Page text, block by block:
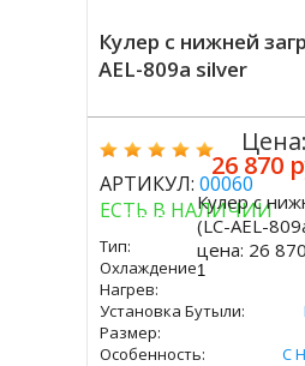
Кулер с нижней
AEL-809a silver
АРТИКУЛ: 00060
ЕСТЬ В НАЛИЧИИ
Тип:
Охлаждение:
Нагрев:
Установка Бутыли:
Размер:
Особенность:
С
Цена:
26 870
Купить
Кулер с
(LC-AEL-
цена: 26